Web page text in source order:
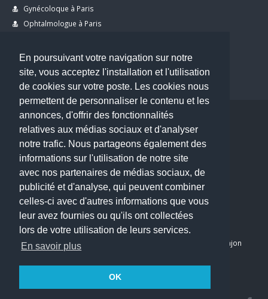
En poursuivant votre navigation sur notre
site, vous acceptez l'installation et l'utilisation
de cookies sur votre poste. Les cookies nous
permettent de personnaliser le contenu et les
annonces, d'offrir des fonctionnalités
relatives aux médias sociaux et d'analyser
notre trafic. Nous partageons également des
informations sur l'utilisation de notre site
avec nos partenaires de médias sociaux, de
publicité et d'analyse, qui peuvent combiner
celles-ci avec d'autres informations que vous
leur avez fournies ou qu'ils ont collectées
lors de votre utilisation de leurs services.
En savoir plus
OK
Gynécoloque à Paris
Ophtalmologue à Paris
Dentiste à Paris
Copyright © 2026 . All Rights Reserved.
choisirunmedecin@gmail.com
Nous contacter
Accueil
Blog
Mon compte
Dernier avis : PASCAL DELCAMPE, Chirurgien maxillo-faciale à Arpajon